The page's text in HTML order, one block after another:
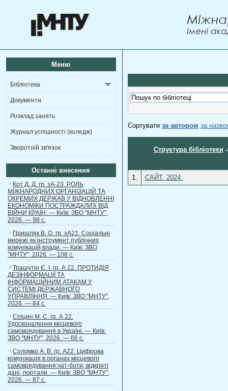
Меню
Бібліотека
Документи
Розклад занять
Журнал успішності (коледж)
Зворотній зв'язок
Останні внесення
Кот Д. Д. гр. зА-23. РОЛЬ
МІЖНАРОДНИХ ОРГАНІЗАЦІЙ ТА
ОКРЕМИХ ДЕРЖАВ У ВІДНОВЛЕННІ
ЕКОНОМІКИ ПОСТРАЖДАЛИХ ВІД
ВІЙНИ КРАЇН. — Київ: ЗВО "МНТУ",
2026. — 98 с.
Пришляк В. О. гр. зА21. Соціальні
мережі як інструмент публічних
комунікацій влади. — Київ: ЗВО
"МНТУ", 2026. — 108 с.
Трашутін Є. І. гр. А 22. ПРОТИДІЯ
ДЕЗІНФОРМАЦІЇ ТА
ІНФОРМАЦІЙНИМ АТАКАМ У
СИСТЕМІ ДЕРЖАВНОГО
УПРАВЛІННЯ. — Київ: ЗВО "МНТУ",
2026. — 84 с.
Спіцин М. С. гр. А 22.
Удосконалення місцевого
самоврядування в Україні. — Київ:
ЗВО "МНТУ", 2026. — 66 с.
Соломко А. В. гр. А22. Цифрова
комунікація в органах місцевого
самоврядування:чат-боти, відкриті
дані, портали. — Київ: ЗВО "МНТУ",
2026. — 87 с.
Сортувати за автором за
Структура бібліотеки
1. САЙТ. 2024.